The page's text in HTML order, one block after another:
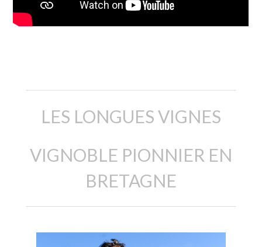
LES LONGUES VIGNES
VIGNOBLE PIONNIER EN
BRETAGNE